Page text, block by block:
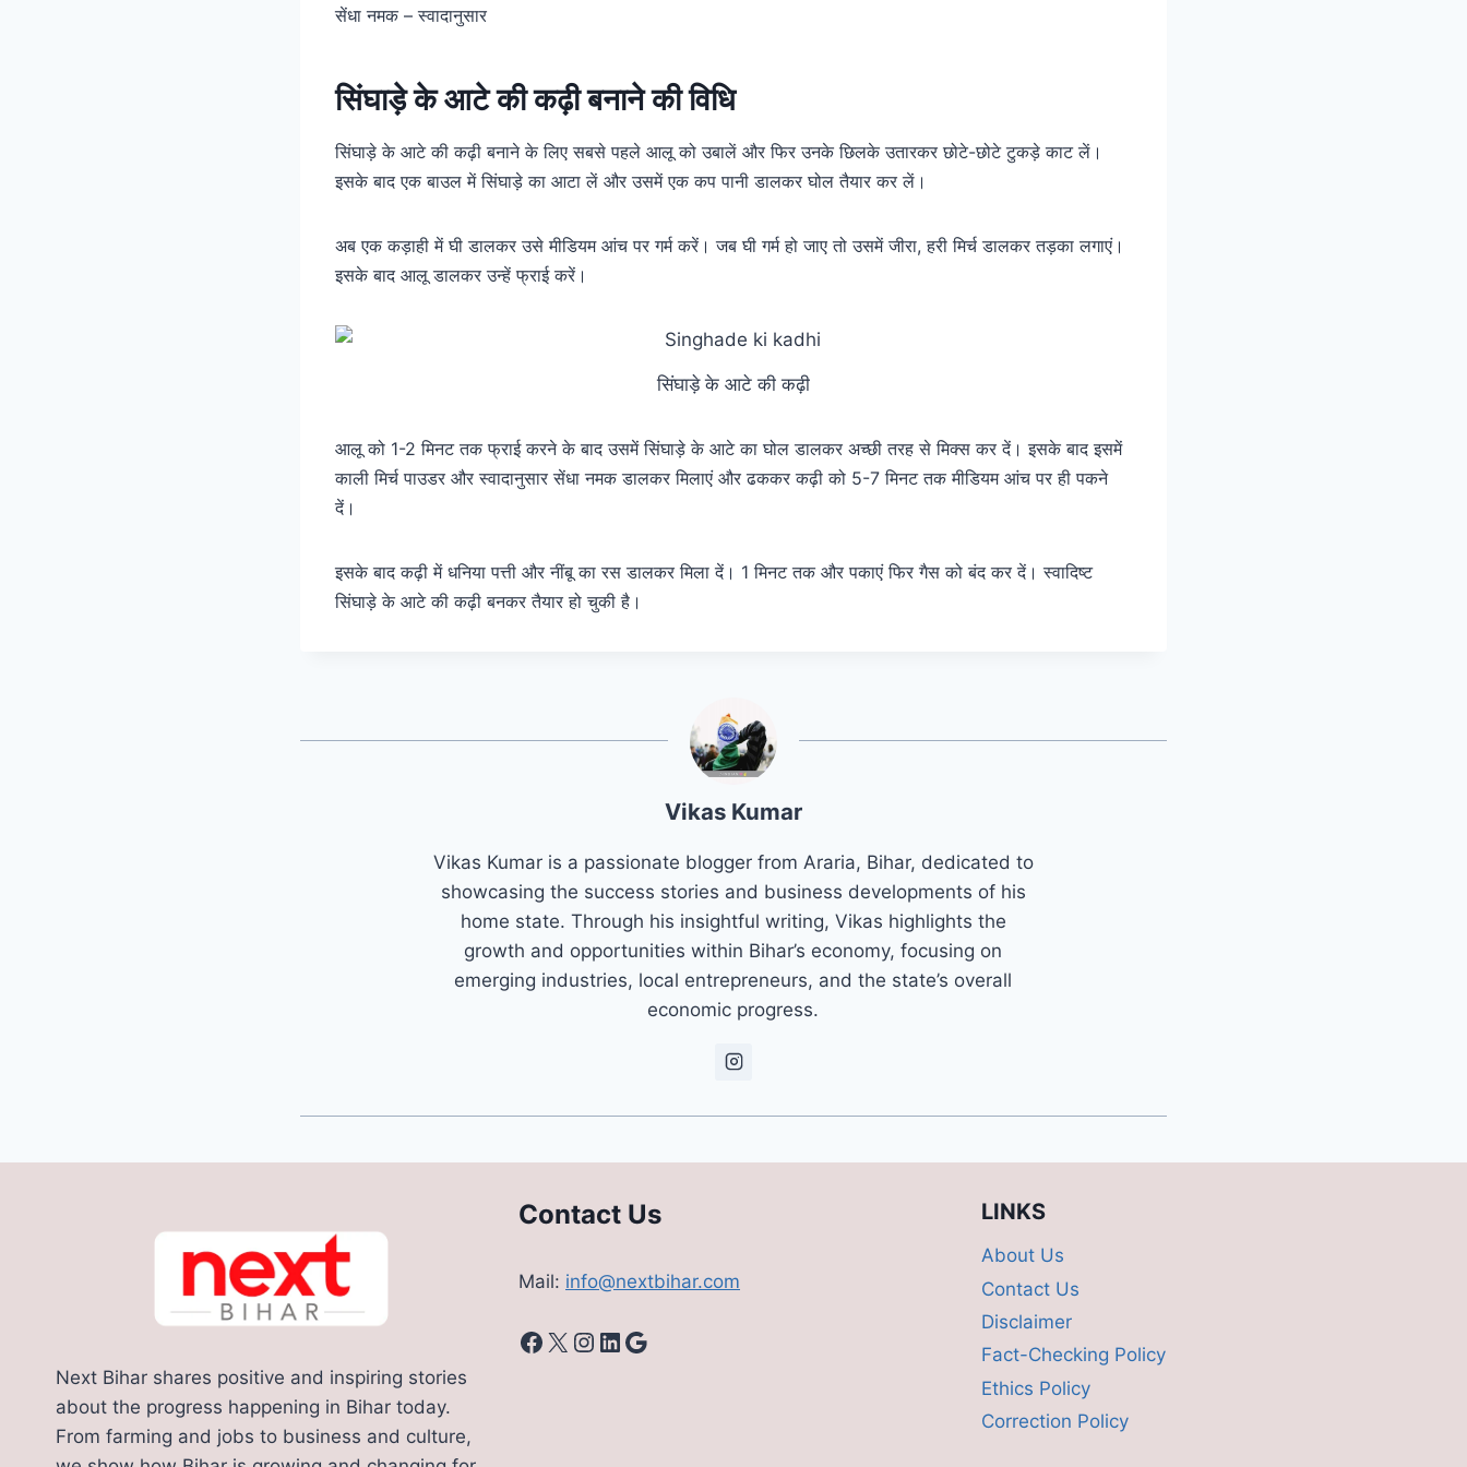
सेंधा नमक – स्वादानुसार
सिंघाड़े के आटे की कढ़ी बनाने की विधि
सिंघाड़े के आटे की कढ़ी बनाने के लिए सबसे पहले आलू को उबालें और फिर उनके छिलके उतारकर छोटे-छोटे टुकड़े काट लें।
इसके बाद एक बाउल में सिंघाड़े का आटा लें और उसमें एक कप पानी डालकर घोल तैयार कर लें।
अब एक कड़ाही में घी डालकर उसे मीडियम आंच पर गर्म करें। जब घी गर्म हो जाए तो उसमें जीरा, हरी मिर्च डालकर तड़का लगाएं।
इसके बाद आलू डालकर उन्हें फ्राई करें।
सिंघाड़े के आटे की कढ़ी
आलू को 1-2 मिनट तक फ्राई करने के बाद उसमें सिंघाड़े के आटे का घोल डालकर अच्छी तरह से मिक्स कर दें। इसके बाद इसमें
काली मिर्च पाउडर और स्वादानुसार सेंधा नमक डालकर मिलाएं और ढककर कढ़ी को 5-7 मिनट तक मीडियम आंच पर ही पकने
दें।
इसके बाद कढ़ी में धनिया पत्ती और नींबू का रस डालकर मिला दें। 1 मिनट तक और पकाएं फिर गैस को बंद कर दें। स्वादिष्ट
सिंघाड़े के आटे की कढ़ी बनकर तैयार हो चुकी है।
Vikas Kumar
Vikas Kumar is a passionate blogger from Araria, Bihar, dedicated to
showcasing the success stories and business developments of his
home state. Through his insightful writing, Vikas highlights the
growth and opportunities within Bihar’s economy, focusing on
emerging industries, local entrepreneurs, and the state’s overall
economic progress.
Next Bihar shares positive and inspiring stories
about the progress happening in Bihar today.
From farming and jobs to business and culture,
Contact Us
Mail: info@nextbihar.com
Facebook
X Instagram
LinkedIn
Google
LINKS
About Us
Contact Us
Disclaimer
Fact-Checking Policy
Ethics Policy
Correction Policy